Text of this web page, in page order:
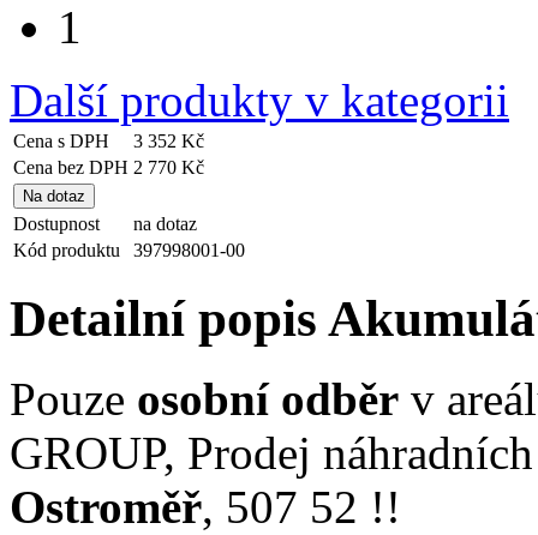
1
Další produkty v kategorii
Cena s DPH
3 352 Kč
Cena bez DPH 2 770 Kč
Dostupnost
na dotaz
Kód produktu
397998001-00
Detailní popis
Pouze osobní odběr v
GROUP, Prodej
Ostroměř, 507 52 !!